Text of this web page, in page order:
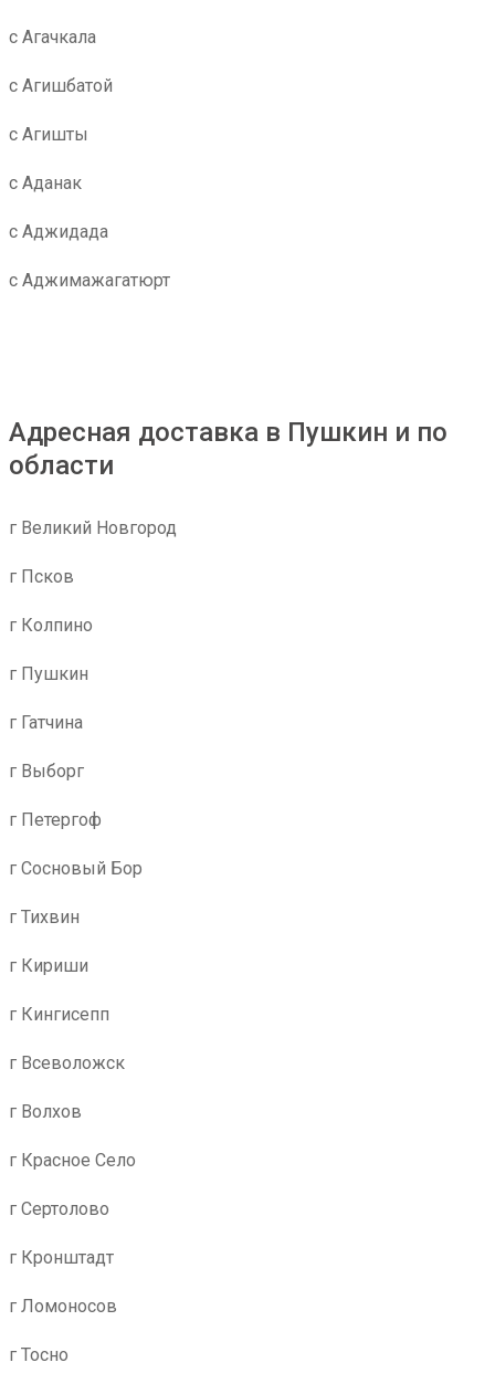
с Агачкала
с Агишбатой
с Агишты
с Аданак
с Аджидада
с Аджимажагатюрт
Адресная доставка в Пушкин и по
области
г Великий Новгород
г Псков
г Колпино
г Пушкин
г Гатчина
г Выборг
г Петергоф
г Сосновый Бор
г Тихвин
г Кириши
г Кингисепп
г Всеволожск
г Волхов
г Красное Село
г Сертолово
г Кронштадт
г Ломоносов
г Тосно